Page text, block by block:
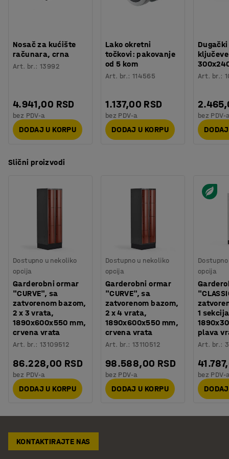
Nosač za kućište
računara, crna
Art. br.:13992
4.941,00 RSD
bez PDV-a
DODAJ U KORPU
Lako okretni
točkovi: pakovanje
od 5 kom
Art. br.: 114565
1.137,00 RSD
bez PDV-a
DODAJ U KORPU
Art. br.:
bez PDV-
Slični proizvodi
Dostupno u nekoliko
opcija
Garderobni ormar
"CURVE", sa
zatvorenom bazom,
2 x 3 vrata,
1890x600x550 mm,
crvena vrata
Art. br.:13109512
86.228,00 RSD
bez PDV-a
DODAJ U KORPU
Dostupno u nekoliko
opcija
Garderobni ormar
"CURVE", sa
zatvorenom bazom,
2 x 4 vrata,
1890x600x550 mm,
crvena vrata
Art. br.: 13110512
98.588,00 RSD
bez PDV-a
DODAJ U KORPU
opcija
1
plava
Art. br.:
bez PDV-
KONTAKTIRAJTE NAS